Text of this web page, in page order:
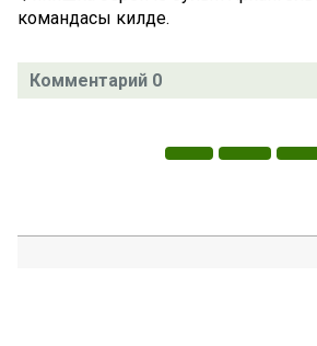
командасы килде.
Комментарий 0